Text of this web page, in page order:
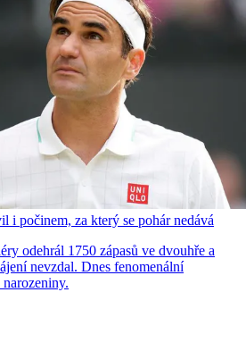
i počinem, za který se pohár nedává
odehrál 1750 zápasů ve dvouhře a
nevzdal. Dnes fenomenální